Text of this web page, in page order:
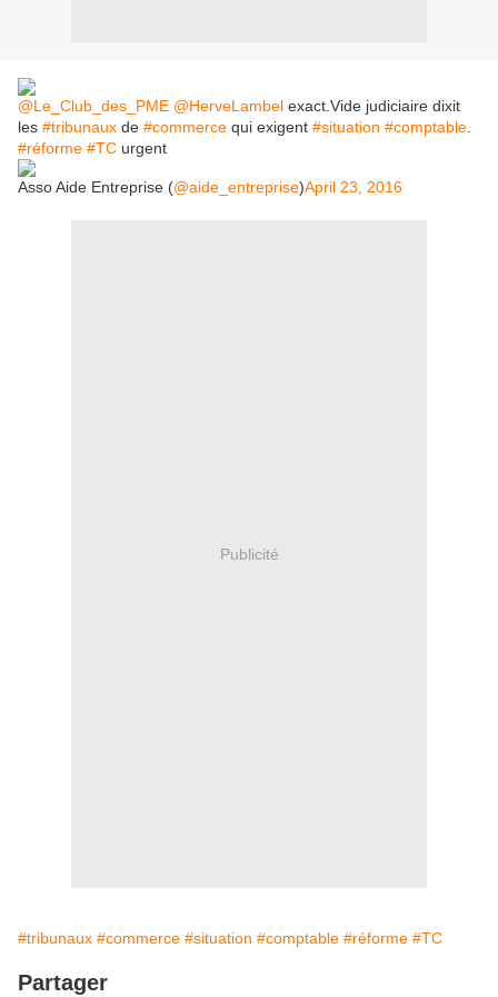
@Le_Club_des_PME @HerveLambel exact.Vide judiciaire dixit
les #tribunaux de #commerce qui exigent #situation #comptable
#réforme #TC urgent
Asso Aide Entreprise (@aide_entreprise)April 23, 2016
Publicité
#tribunaux #commerce #situation #comptable #réforme #TC
Partager